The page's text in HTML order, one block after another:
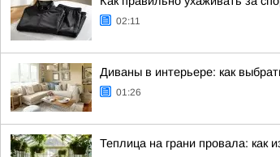
02:11
Диваны в интерьере: как
01:26
Теплица на грани провала: